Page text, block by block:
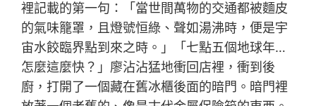
裡記載的第一句：「當世間萬物的交通都被麵皮
的氣味籠罩，且燈號恒綠、聲如湯沸時，便是宇
宙水餃臨界點到來之時。」「七點五個地球年…
怎麼這麼快？」廖沾沾猛地衝回店裡，衝到後
廚，打開了一個藏在舊冰櫃後面的暗門。暗門裡